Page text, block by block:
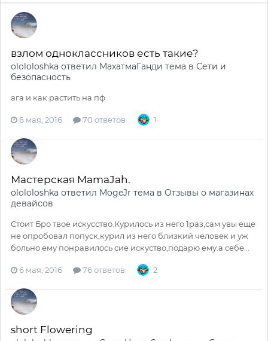
взлом одноклассников есть такие?
olololoshka ответил МахатмаГанди тема в Сети и
безопасность
ага и как растить на пф
6 мая, 2016 70 ответов 1
Мастерская MamaJah.
olololoshka ответил MogeJr тема в Отзывы о магазинах
девайсов
Стоит Бро твое искусство.Курилось из него 1раз,сам увы еще
не опробовал попуск,курил из него близкий человек и уж
больно ему понравилось сие искуство,подарю ему.а себе...
6 мая, 2016 76 ответов 2
short Flowering